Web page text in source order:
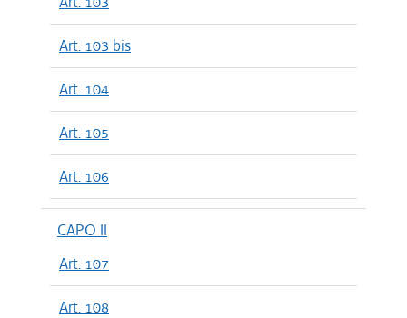
Art. 103 bis
Art. 104
Art. 105
Art. 106
CAPO II
Art. 107
Art. 108